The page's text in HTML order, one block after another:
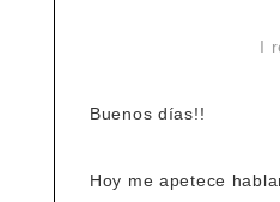
I
Buenos días!!
Hoy me apetece